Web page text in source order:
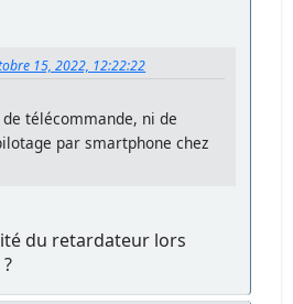
15, 2022, 12:22:22
télécommande, ni de
par smartphone chez
du retardateur lors